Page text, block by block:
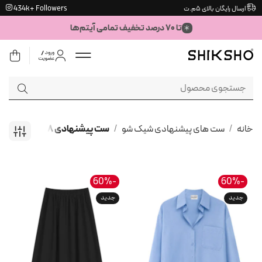
Skip
content
ارسال رایگان بالای ۵م.ت 434k+ Followers
تا ۷۰ درصد تخفیف تمامی آیتم‌ها
جستجو
برای:
خانه / ست های پیشنهادی شیک شو / ست پیشنهادی ۸
-60%
جدید
-60%
جدید